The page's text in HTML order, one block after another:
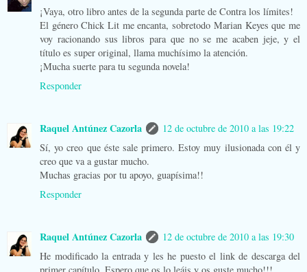
¡Vaya, otro libro antes de la segunda parte de Contra los límites!
El género Chick Lit me encanta, sobretodo Marian Keyes que me
voy racionando sus libros para que no se me acaben jeje, y el
título es super original, llama muchísimo la atención.
¡Mucha suerte para tu segunda novela!
Responder
Raquel Antúnez Cazorla
12 de octubre de 2010 a las 19:22
Sí, yo creo que éste sale primero. Estoy muy ilusionada con él y
creo que va a gustar mucho.
Muchas gracias por tu apoyo, guapísima!!
Responder
Raquel Antúnez Cazorla
12 de octubre de 2010 a las 19:30
He modificado la entrada y les he puesto el link de descarga del
primer capítulo. Espero que os lo leáis y os guste mucho!!!